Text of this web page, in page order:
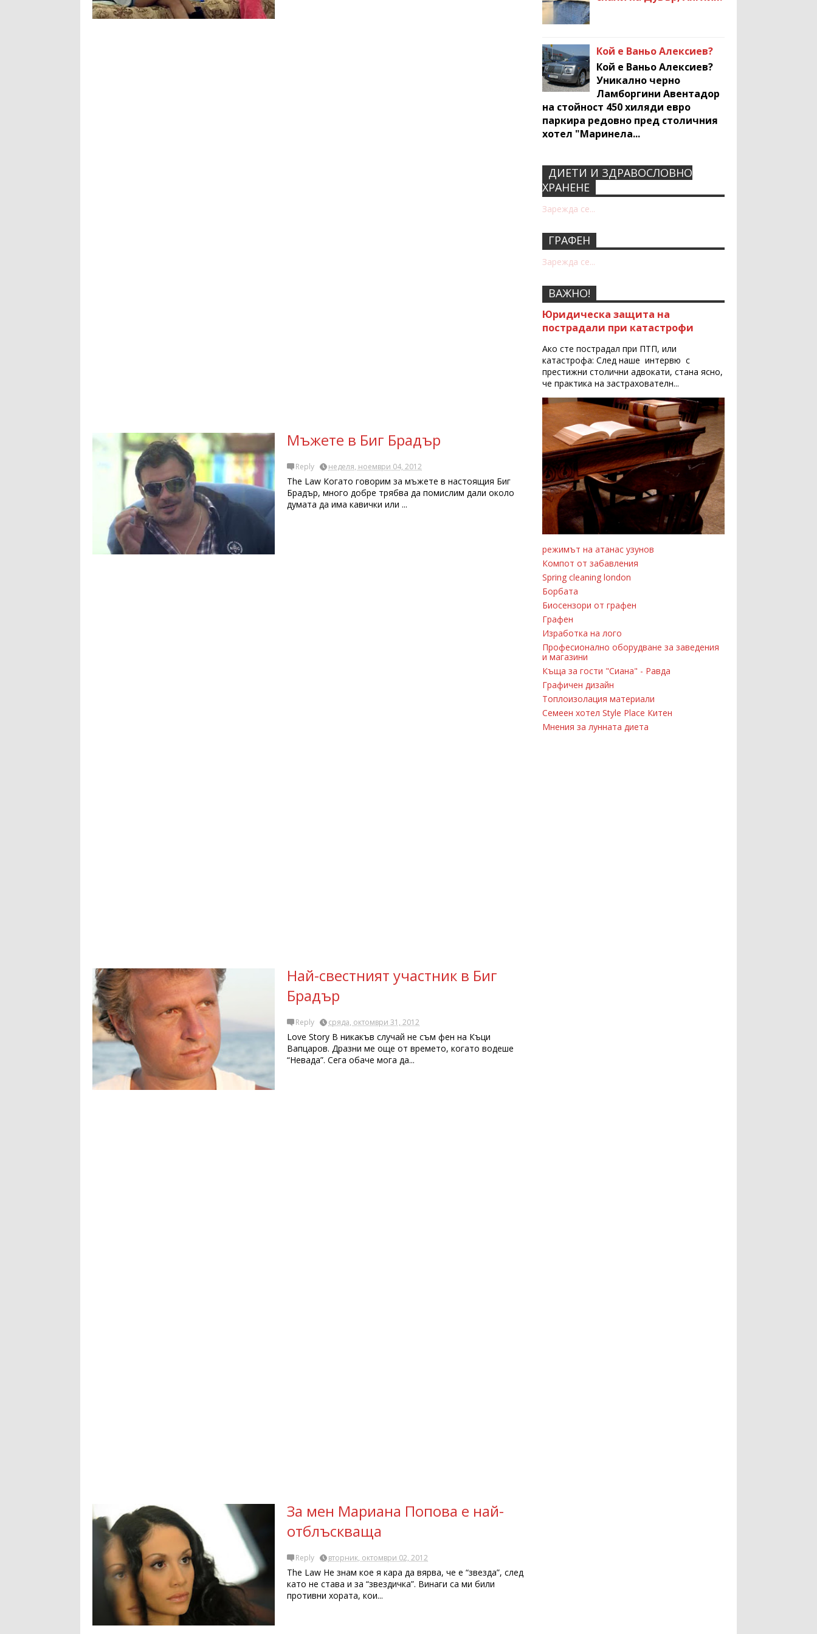
Мъжете в Биг Брадър
Reply неделя, ноември 04, 2012
The Law Когато говорим за мъжете в настоящия Биг
Брадър, много добре трябва да помислим дали около
думата да има кавички или ...
Най-свестният участник в Биг
Брадър
Reply сряда, октомври 31, 2012
Love Story В никакъв случай не съм фен на Къци
Вапцаров. Дразни ме още от времето, когато водеше
“Невада”. Сега обаче мога да...
За мен Мариана Попова е най-
отблъскваща
Reply вторник, октомври 02, 2012
The Law Не знам кое я кара да вярва, че е “звезда”, след
като не става и за “звездичка”. Bинаги са ми били
противни хората, кои...
Кой е Ваньо Алексиев?
Кой е Ваньо Алексиев?
Уникално черно
Ламборгини Авентадор
на стойност 450 хиляди евро
паркира редовно пред столичния
хотел "Маринела...
Recent Comments Widget
ДИЕТИ И ЗДРАВОСЛОВНО
ХРАНЕНЕ
Зарежда се...
ГРАФЕН
Зарежда се...
ВАЖНО!
Юридическа защита на
пострадали при катастрофи
Ако сте пострадал при ПТП, или
катастрофа: След наше интервю с
престижни столични адвокати, стана ясно,
че практика на застрахователн...
режимът на атанас узунов
Компот от забавления
Spring cleaning london
Борбата
Биосензори от графен
Графен
Изработка на лого
Професионално оборудване за заведения
и магазини
Къща за гости "Сиана" - Равда
Графичен дизайн
Топлоизолация материали
Семеен хотел Style Place Китен
Мнения за лунната диета